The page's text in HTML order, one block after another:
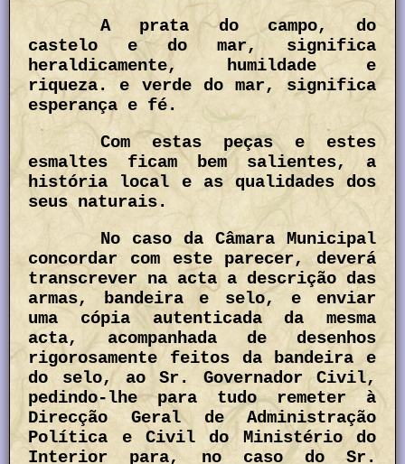
A prata do campo, do
castelo e do mar, significa
heraldicamente, humildade e
riqueza. e verde do mar, significa
esperança e fé.
Com estas peças e estes
esmaltes ficam bem salientes, a
história local e as qualidades dos
seus naturais.
No caso da Câmara Municipal
concordar com este parecer, deverá
transcrever na acta a descrição das
armas, bandeira e selo, e enviar
uma cópia autenticada da mesma
acta, acompanhada de desenhos
rigorosamente feitos da bandeira e
do selo, ao Sr. Governador Civil,
pedindo-lhe para tudo remeter à
Direcção Geral de Administração
Política e Civil do Ministério do
Interior para, no caso do Sr.